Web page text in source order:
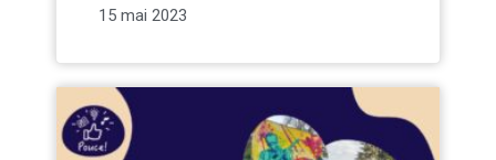
15 mai 2023